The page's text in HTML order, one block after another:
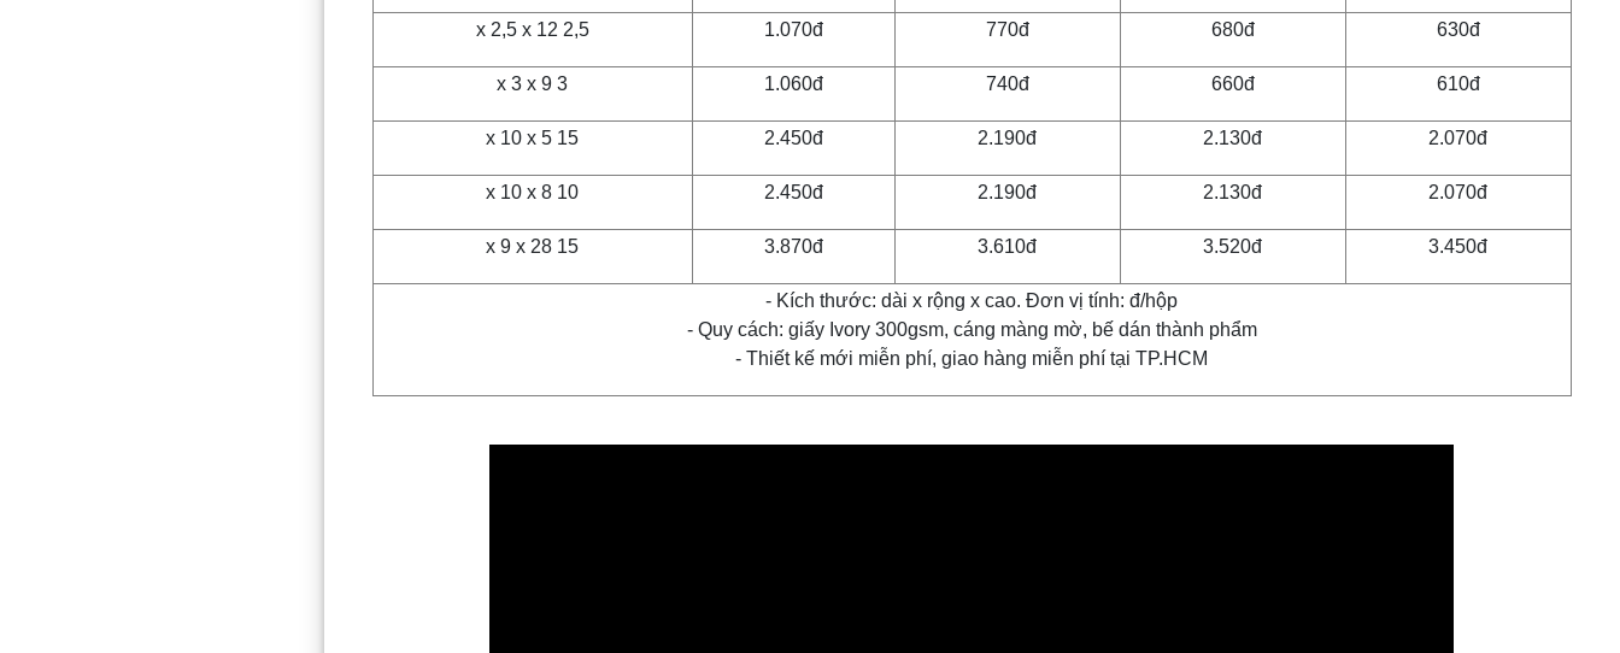
2,5 x 2,5 x 12 1.070đ 770đ 680đ 630đ
3 x 3 x 9 1.060đ 740đ 660đ 610đ
15 x 10 x 5 2.450đ 2.190đ 2.130đ 2.070đ
10 x 10 x 8 2.450đ 2.190đ 2.130đ 2.070đ
15 x 9 x 28 3.870đ 3.610đ 3.520đ 3.450đ
- Kích thước: dài x rộng x cao. Đơn vị tính: đ/hộp
- Quy cách: giấy Ivory 300gsm, cáng màng mờ, bế dán thành phẩm
- Thiết kế mới miễn phí, giao hàng miễn phí tại TP.HCM